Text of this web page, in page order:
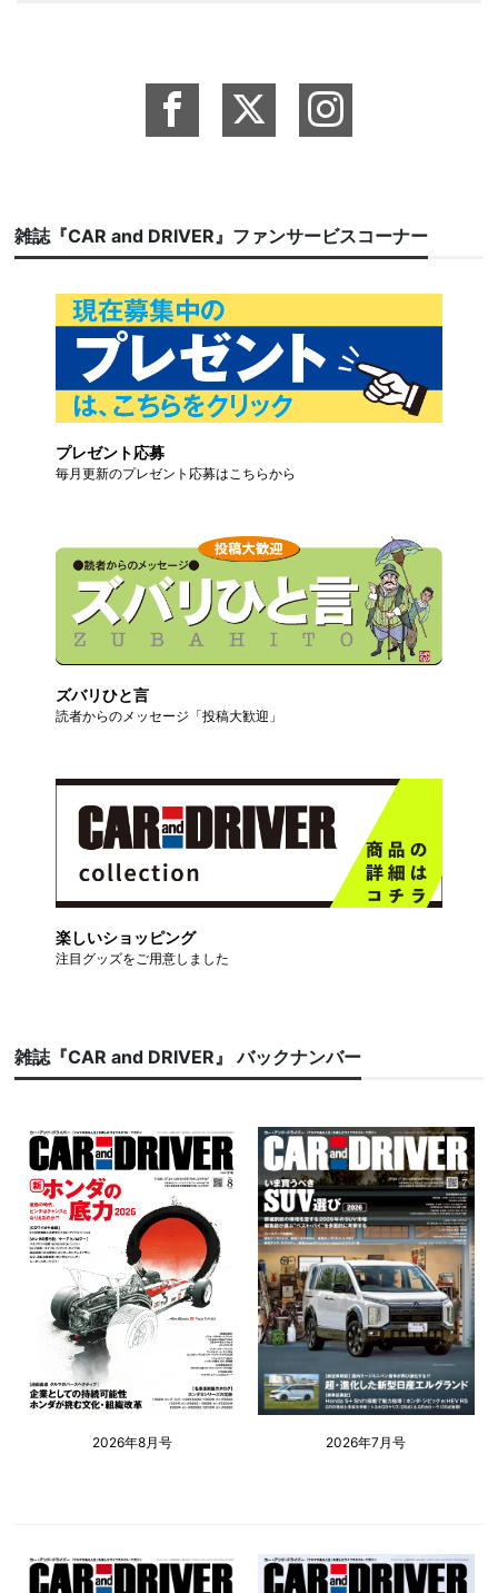
雑誌『CAR and DRIVER』ファンサービスコーナー
プレゼント応募
毎月更新のプレゼント応募はこちらから
ズバリひと言
読者からのメッセージ「投稿大歓迎」
楽しいショッピング
注目グッズをご用意しました
雑誌『CAR and DRIVER』 バックナンバー
2026年8月号 2026年7月号